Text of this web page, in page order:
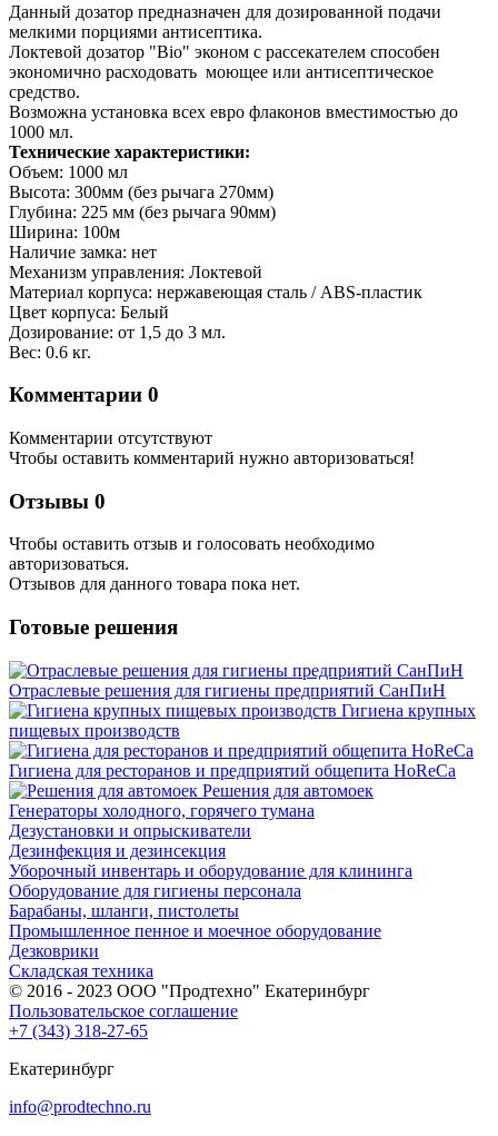
Данный дозатор предназначен для дозированной подачи
мелкими порциями антисептика.
Локтевой дозатор "Bio" эконом с рассекателем способен
экономично расходовать моющее или антисептическое
средство.
Возможна установка всех евро флаконов вместимостью до
1000 мл.
Технические характеристики:
Объем: 1000 мл
Высота: 300мм (без рычага 270мм)
Глубина: 225 мм (без рычага 90мм)
Ширина: 100м
Наличие замка: нет
Механизм управления: Локтевой
Материал корпуса: нержавеющая сталь / ABS-пластик
Цвет корпуса: Белый
Дозирование: от 1,5 до 3 мл.
Вес: 0.6 кг.
Комментарии 0
Комментарии отсутствуют
Чтобы оставить комментарий нужно авторизоваться!
Отзывы 0
Чтобы оcтавить отзыв и голосовать необходимо
авторизоваться.
Отзывов для данного товара пока нет.
Готовые решения
Отраслевые решения для гигиены предприятий СанПиН
Гигиена крупных
пищевых производств
Гигиена для ресторанов и предприятий общепита HoReCa
Решения для автомоек
Генераторы холодного, горячего тумана
Дезустановки и опрыскиватели
Дезинфекция и дезинсекция
Уборочный инвентарь и оборудование для клининга
Оборудование для гигиены персонала
Барабаны, шланги, пистолеты
Промышленное пенное и моечное оборудование
Дезковрики
Складская техника
© 2016 - 2023 ООО "Продтехно" Екатеринбург
Пользовательское соглашение
+7 (343) 318-27-65
Екатеринбург
info@prodtechno.ru